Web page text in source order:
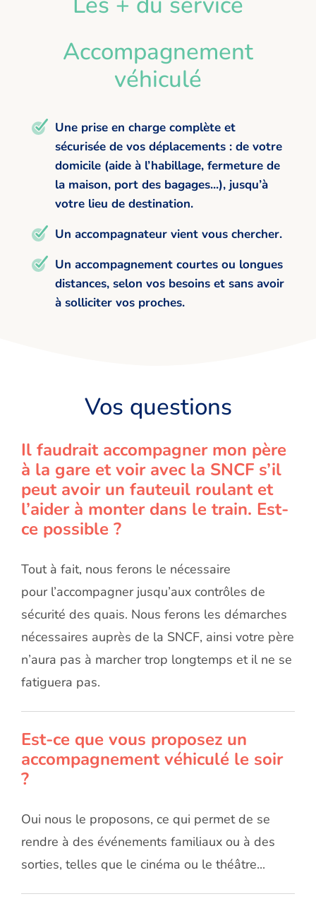
Accompagnement
véhiculé
Une prise en charge complète et
sécurisée de vos déplacements : de votre
domicile (aide à l’habillage, fermeture de
la maison, port des bagages...), jusqu’à
votre lieu de destination.
Un accompagnateur vient vous chercher.
Un accompagnement courtes ou longues
distances, selon vos besoins et sans avoir
à solliciter vos proches.
Vos questions
Il faudrait accompagner mon père
à la gare et voir avec la SNCF s’il
peut avoir un fauteuil roulant et
l’aider à monter dans le train. Est-
ce possible ?
Tout à fait, nous ferons le nécessaire
pour l’accompagner jusqu’aux contrôles de
sécurité des quais. Nous ferons les démarches
nécessaires auprès de la SNCF, ainsi votre père
n’aura pas à marcher trop longtemps et il ne se
fatiguera pas.
Est-ce que vous proposez un
accompagnement véhiculé le soir
?
Oui nous le proposons, ce qui permet de se
rendre à des événements familiaux ou à des
sorties, telles que le cinéma ou le théâtre...